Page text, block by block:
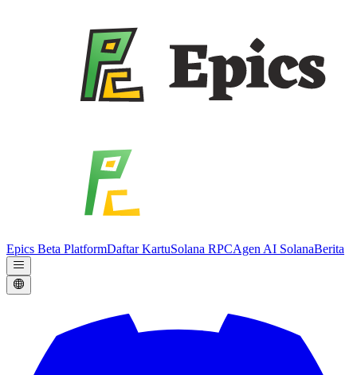
Epics Beta PlatformDaftar KartuSolana RPCAgen AI SolanaBerita